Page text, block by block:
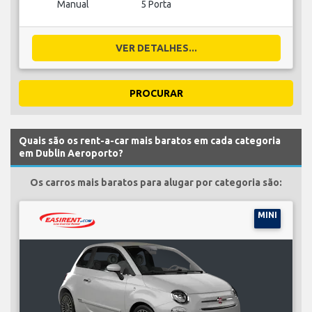
Manual 5 Porta
VER DETALHES...
PROCURAR
Quais são os rent-a-car mais baratos em cada categoria
em Dublin Aeroporto?
Os carros mais baratos para alugar por categoria são:
MINI